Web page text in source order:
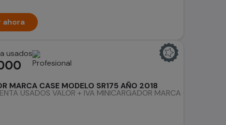
usados
MARCA CASE MODELO SR175 AÑO 2018
USADOS VALOR + IVA MINICARGADOR MARCA CASE